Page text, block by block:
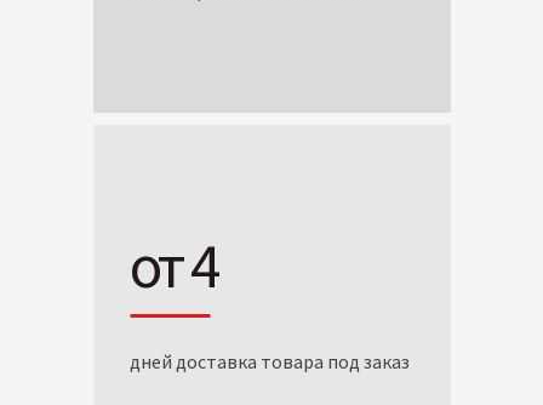
от 4
дней доставка товара под заказ